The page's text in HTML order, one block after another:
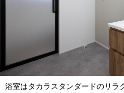
浴室はタカラスタンダードのリラ